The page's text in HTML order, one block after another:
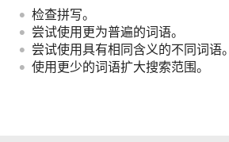
检查拼写。
尝试使用更为普遍的词语。
尝试使用具有相同含义的不同词语。
使用更少的词语扩大搜索范围。